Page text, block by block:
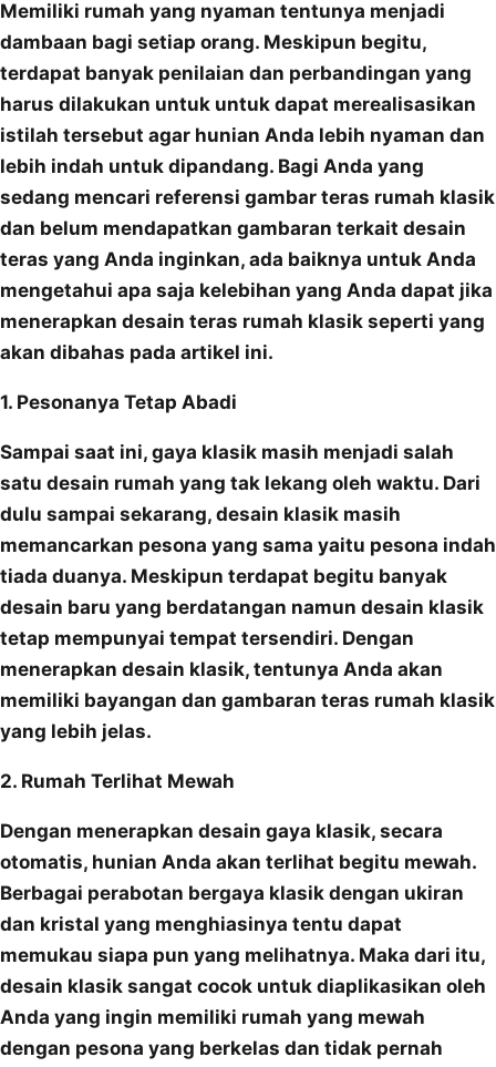
Memiliki rumah yang nyaman tentunya menjadi
dambaan bagi setiap orang. Meskipun begitu,
terdapat banyak penilaian dan perbandingan yang
harus dilakukan untuk untuk dapat merealisasikan
istilah tersebut agar hunian Anda lebih nyaman dan
lebih indah untuk dipandang. Bagi Anda yang
sedang mencari referensi gambar teras rumah klasik
dan belum mendapatkan gambaran terkait desain
teras yang Anda inginkan, ada baiknya untuk Anda
mengetahui apa saja kelebihan yang Anda dapat jika
menerapkan desain teras rumah klasik seperti yang
akan dibahas pada artikel ini.
1. Pesonanya Tetap Abadi
Sampai saat ini, gaya klasik masih menjadi salah
satu desain rumah yang tak lekang oleh waktu. Dari
dulu sampai sekarang, desain klasik masih
memancarkan pesona yang sama yaitu pesona indah
tiada duanya. Meskipun terdapat begitu banyak
desain baru yang berdatangan namun desain klasik
tetap mempunyai tempat tersendiri. Dengan
menerapkan desain klasik, tentunya Anda akan
memiliki bayangan dan gambaran teras rumah klasik
yang lebih jelas.
2. Rumah Terlihat Mewah
Dengan menerapkan desain gaya klasik, secara
otomatis, hunian Anda akan terlihat begitu mewah.
Berbagai perabotan bergaya klasik dengan ukiran
dan kristal yang menghiasinya tentu dapat
memukau siapa pun yang melihatnya. Maka dari itu,
desain klasik sangat cocok untuk diaplikasikan oleh
Anda yang ingin memiliki rumah yang mewah
dengan pesona yang berkelas dan tidak pernah